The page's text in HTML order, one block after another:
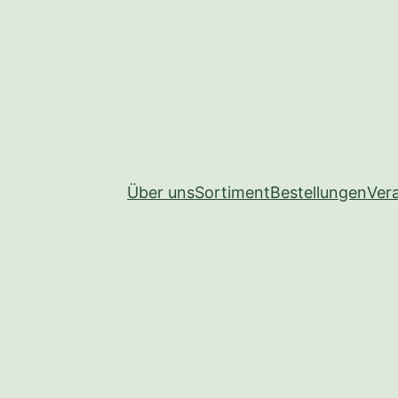
Über unsSortimentBestellungen